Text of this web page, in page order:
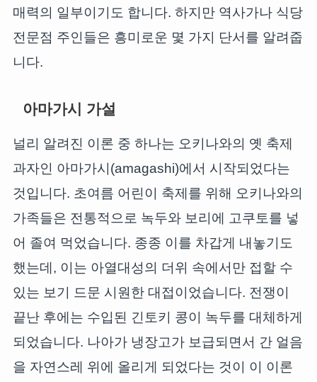
매력의 일부이기도 합니다. 하지만 역사가나 식당
전문점 주인들은 흥미로운 몇 가지 단서를 알려줍
니다.
아마가시 가설
널리 알려진 이론 중 하나는 오키나와의 옛 축제
과자인 아마가시(amagashi)에서 시작되었다는
것입니다. 초여름 어린이 축제를 위해 오키나와의
가족들은 전통적으로 녹두와 보리에 고쿠토를 넣
어 졸여 먹었습니다. 종종 이를 차갑게 내놓기도
했는데, 이는 아열대성의 더위 속에서만 접할 수
있는 보기 드문 시원한 대접이었습니다. 전쟁이
끝난 후에는 수입된 긴토키 콩이 녹두를 대체하게
되었습니다. 나아가 냉장고가 보급되면서 간 얼음
을 자연스레 위에 올리게 되었다는 것이 이 이론